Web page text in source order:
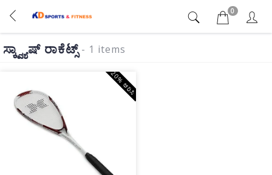
0
ಸ್ಕ್ವ್ಯಾಷ್ ರಾಕೆಟ್ಸ್ - 1 items
20% ಆರಿಸಿ